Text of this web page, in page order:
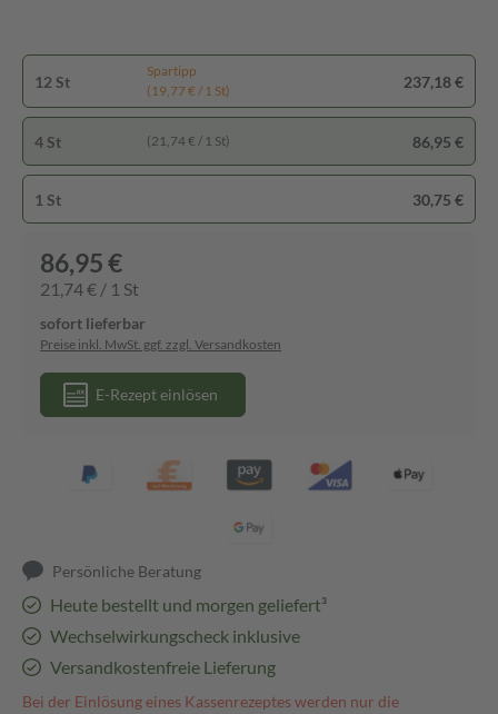
12 St
Spartipp
(19,77 € / 1 St)
237,18 €
4 St (21,74 € / 1 St) 86,95 €
1 St 30,75 €
86,95 €
21,74 € / 1 St
sofort lieferbar
Preise inkl. MwSt. ggf. zzgl. Versandkosten
E-Rezept einlösen
Persönliche Beratung
Heute bestellt und morgen geliefert³
Wechselwirkungscheck inklusive
Versandkostenfreie Lieferung
Bei der Einlösung eines Kassenrezeptes werden nur die